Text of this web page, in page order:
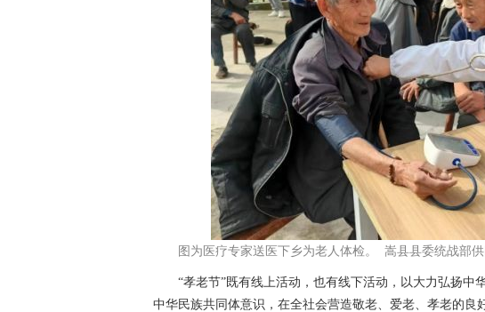
图为医疗专家送医下乡为老人体检。 嵩县县委统战部供
“孝老节”既有线上活动，也有线下活动，以大力弘扬中
中华民族共同体意识，在全社会营造敬老、爱老、孝老的良